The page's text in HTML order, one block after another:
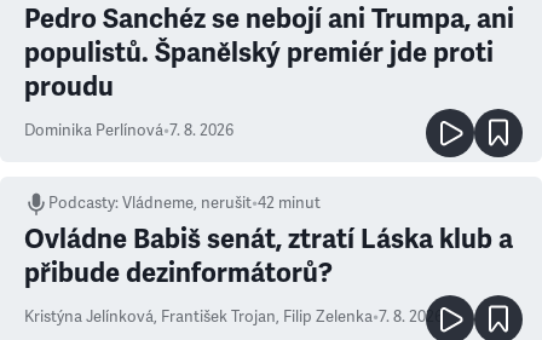
Pedro Sanchéz se nebojí ani Trumpa, ani
populistů. Španělský premiér jde proti
proudu
Dominika Perlínová•7. 8. 2026
Podcasty:Vládneme, nerušit•42 minut
Ovládne Babiš senát, ztratí Láska klub a
přibude dezinformátorů?
Kristýna Jelínková, František Trojan, Filip Zelenka•7. 8. 2026